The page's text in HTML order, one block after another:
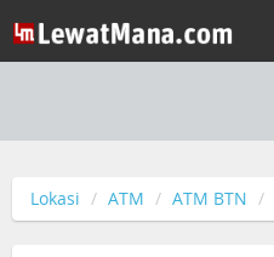
Lokasi ATM ATM BTN